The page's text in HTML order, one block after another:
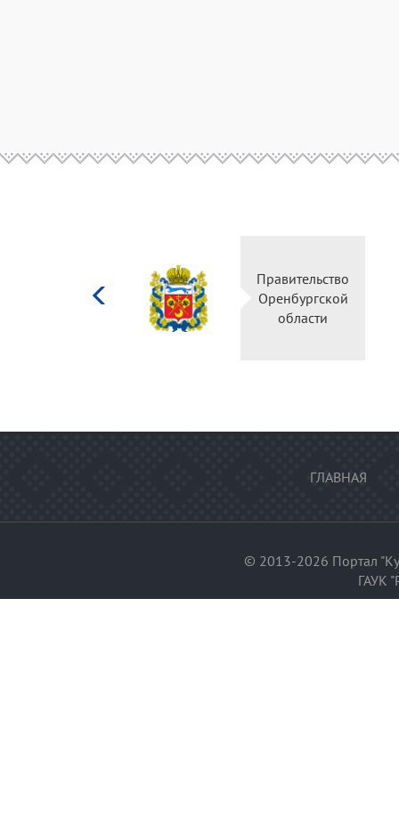
Правительство
Оренбургской
области
ГЛАВНАЯ
© 2013-2026 Портал
ГАУК